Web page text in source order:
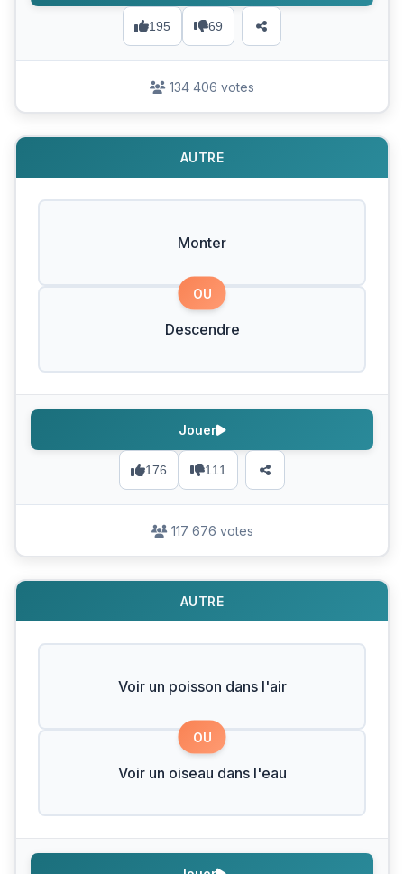
195 69
134 406 votes
AUTRE
Monter
OU
Descendre
176 111
Jouer
117 676 votes
AUTRE
Voir un poisson dans l'air
OU
Voir un oiseau dans l'eau